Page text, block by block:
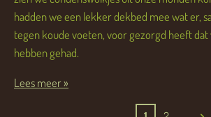
hadden we een lekker dekbed mee wat er,
tegen koude voeten, voor gezorgd heeft
hebben gehad.
Lees meer »